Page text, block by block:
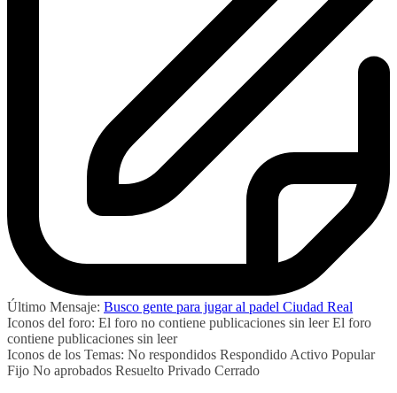
Último Mensaje: Busco gente para jugar al padel Ciudad Real
Iconos del foro: El foro no contiene publicaciones sin leer El foro
contiene publicaciones sin leer
Iconos de los Temas: No respondidos Respondido Activo Popular
Fijo No aprobados Resuelto Privado Cerrado